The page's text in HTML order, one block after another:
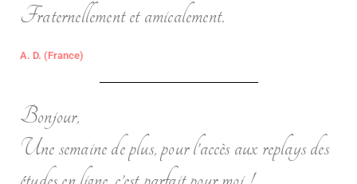
Fraternellement et amicalement.
A. D. (France)
Bonjour,
Une semaine de plus, pour l’accès aux replays des